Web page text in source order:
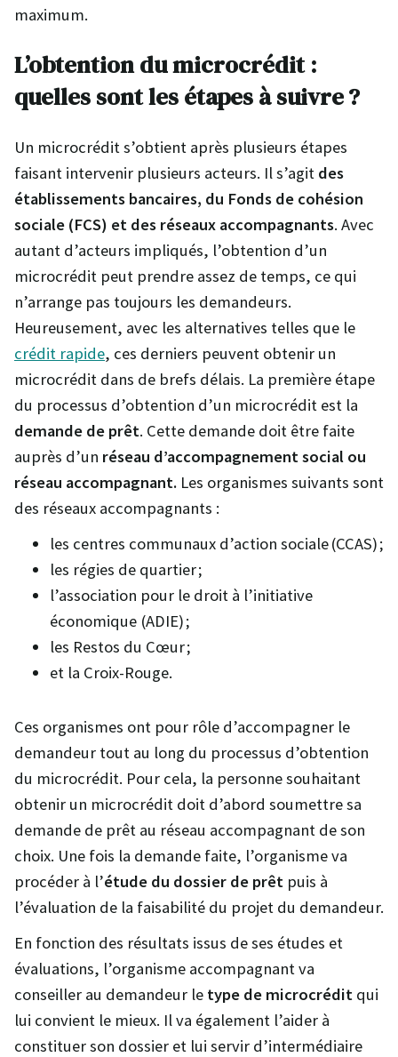
maximum.
L’obtention du microcrédit :
quelles sont les étapes à suivre ?
Un microcrédit s’obtient après plusieurs étapes
faisant intervenir plusieurs acteurs. Il s’agit des
établissements bancaires, du Fonds de cohésion
sociale (FCS) et des réseaux accompagnants. Avec
autant d’acteurs impliqués, l’obtention d’un
microcrédit peut prendre assez de temps, ce qui
n’arrange pas toujours les demandeurs.
Heureusement, avec les alternatives telles que le
crédit rapide, ces derniers peuvent obtenir un
microcrédit dans de brefs délais. La première étape
du processus d’obtention d’un microcrédit est la
demande de prêt. Cette demande doit être faite
auprès d’un réseau d’accompagnement social ou
réseau accompagnant. Les organismes suivants sont
des réseaux accompagnants :
les centres communaux d’action sociale (CCAS) ;
les régies de quartier ;
l’association pour le droit à l’initiative
économique (ADIE) ;
les Restos du Cœur ;
et la Croix-Rouge.
Ces organismes ont pour rôle d’accompagner le
demandeur tout au long du processus d’obtention
du microcrédit. Pour cela, la personne souhaitant
obtenir un microcrédit doit d’abord soumettre sa
demande de prêt au réseau accompagnant de son
choix. Une fois la demande faite, l’organisme va
procéder à l’étude du dossier de prêt puis à
l’évaluation de la faisabilité du projet du demandeur.
En fonction des résultats issus de ses études et
évaluations, l’organisme accompagnant va
conseiller au demandeur le type de microcrédit qui
lui convient le mieux. Il va également l’aider à
constituer son dossier et lui servir d’intermédiaire